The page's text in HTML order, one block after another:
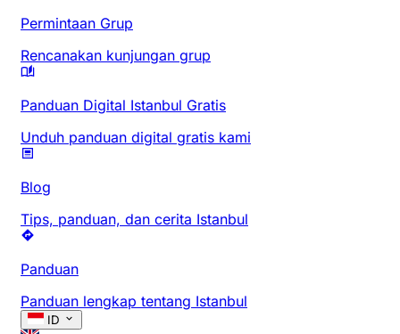
Permintaan Grup
Rencanakan kunjungan grup
Panduan Digital Istanbul Gratis
Unduh panduan digital gratis kami
Blog
Tips, panduan, dan cerita Istanbul
Panduan
Panduan lengkap tentang Istanbul
ID